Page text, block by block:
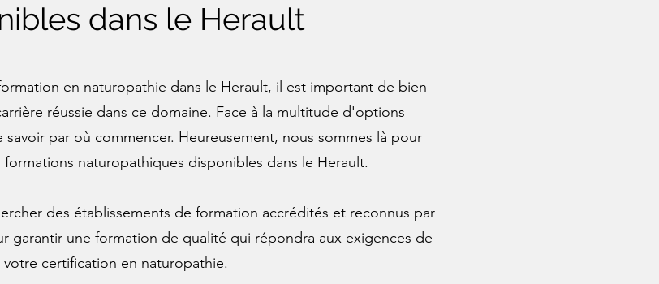
dans le Herault
en naturopathie dans le Herault, il est important de bien
réussie dans ce domaine. Face à la multitude d'options
par où commencer. Heureusement, nous sommes là pour
naturopathiques disponibles dans le Herault.
des établissements de formation accrédités et reconnus par
garantir une formation de qualité qui répondra aux exigences de
certification en naturopathie.